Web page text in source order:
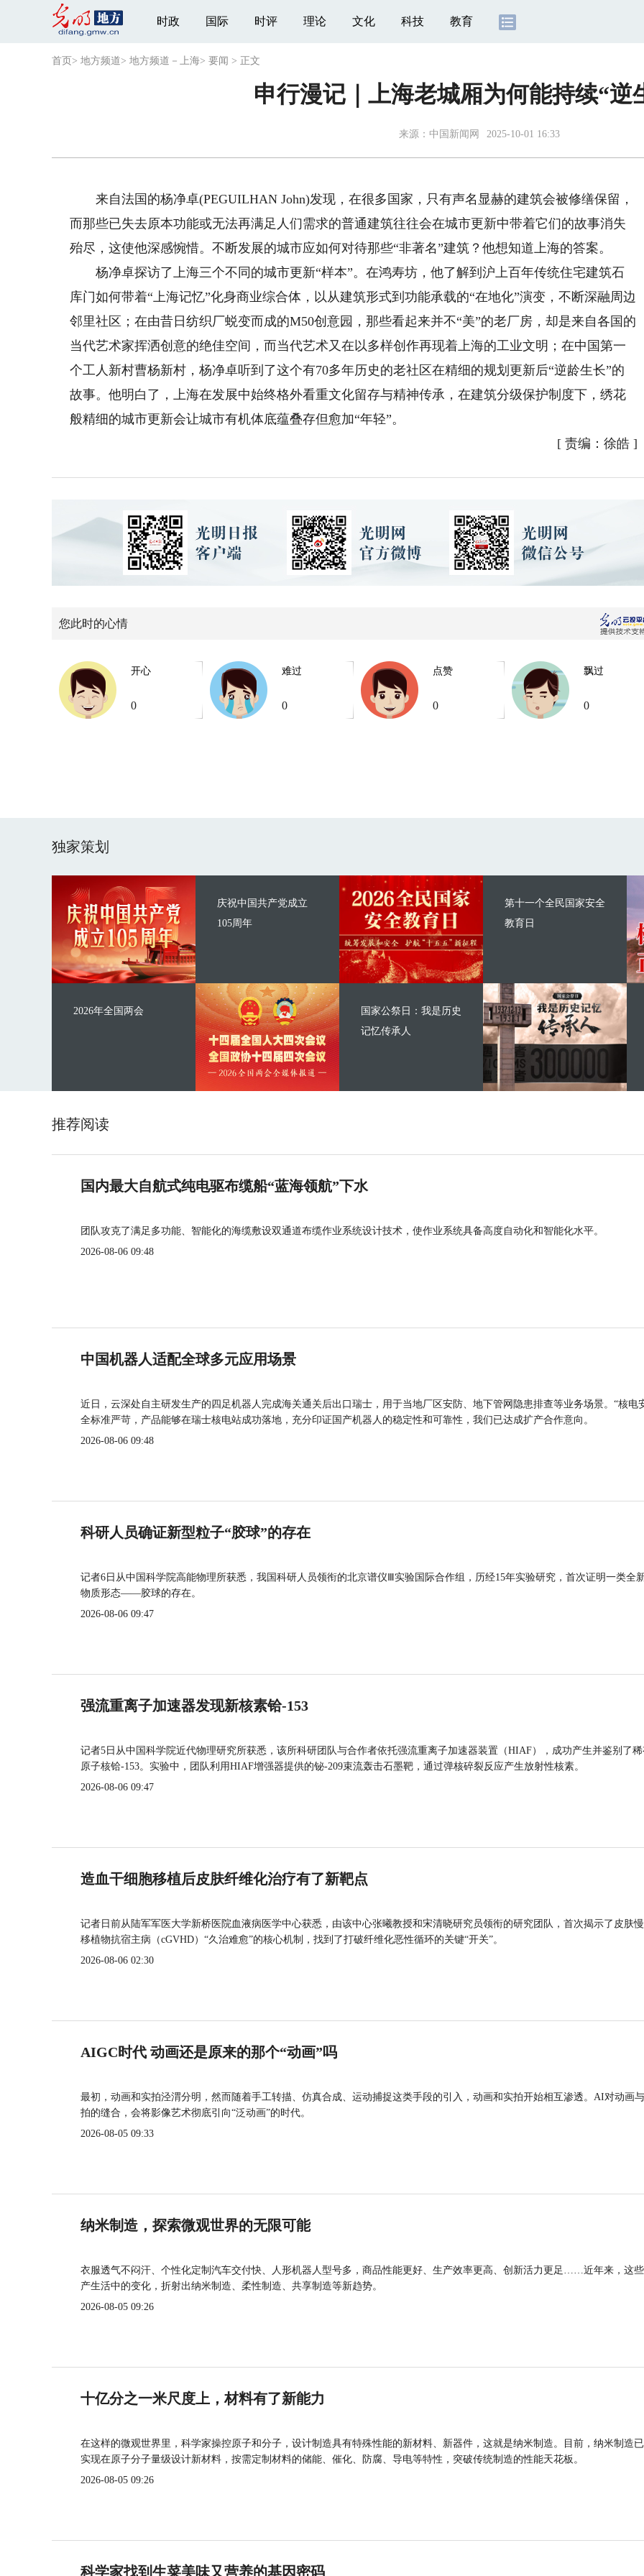
时政 国际 时评 理论 文化 科技 教育
首页 > 地方频道> 地方频道－上海> 要闻 > 正文
申行漫记｜上海老城厢为何能持续“逆
来源： 中国新闻网 2025-10-01 16:33
来自法国的杨净卓(PEGUILHAN John)发现，在很多国家，只有声名显赫的建筑会被修缮保留，
而那些已失去原本功能或无法再满足人们需求的普通建筑往往会在城市更新中带着它们的故事消失
殆尽，这使他深感惋惜。不断发展的城市应如何对待那些“非著名”建筑？他想知道上海的答案。
杨净卓探访了上海三个不同的城市更新“样本”。在鸿寿坊，他了解到沪上百年传统住宅建筑石
库门如何带着“上海记忆”化身商业综合体，以从建筑形式到功能承载的“在地化”演变，不断深融周边
邻里社区；在由昔日纺织厂蜕变而成的M50创意园，那些看起来并不“美”的老厂房，却是来自各国的
当代艺术家挥洒创意的绝佳空间，而当代艺术又在以多样创作再现着上海的工业文明；在中国第一
个工人新村曹杨新村，杨净卓听到了这个有70多年历史的老社区在精细的规划更新后“逆龄生长”的
故事。他明白了，上海在发展中始终格外看重文化留存与精神传承，在建筑分级保护制度下，绣花
般精细的城市更新会让城市有机体底蕴叠存但愈加“年轻”。
[ 责编：徐皓 ]
您此时的心情
开心
0
难过
0
点赞
0
飘过
0
独家策划
庆祝中国共产党成立
105周年
2026年全国两会
第十一个全民国家安全
教育日
国家公祭日：我是历史
记忆传承人
推荐阅读
国内最大自航式纯电驱布缆船“蓝海领航”下水
团队攻克了满足多功能、智能化的海缆敷设双通道布缆作业系统设计技术，使作业系统具备高度自动化和智能化水平。
2026-08-06 09:48
中国机器人适配全球多元应用场景
近日，云深处自主研发生产的四足机器人完成海关通关后出口瑞士，用于当地厂区安防、地下管网隐患排查等业务场景。“核电
全标准严苛，产品能够在瑞士核电站成功落地，充分印证国产机器人的稳定性和可靠性，我们已达成扩产合作意向。
2026-08-06 09:48
科研人员确证新型粒子“胶球”的存在
记者6日从中国科学院高能物理所获悉，我国科研人员领衔的北京谱仪Ⅲ实验国际合作组，历经15年实验研究，首次证明一类全
物质形态——胶球的存在。
2026-08-06 09:47
强流重离子加速器发现新核素铪-153
记者5日从中国科学院近代物理研究所获悉，该所科研团队与合作者依托强流重离子加速器装置（HIAF），成功产生并鉴别了
原子核铪-153。实验中，团队利用HIAF增强器提供的铋-209束流轰击石墨靶，通过弹核碎裂反应产生放射性核素。
2026-08-06 09:47
造血干细胞移植后皮肤纤维化治疗有了新靶点
记者日前从陆军军医大学新桥医院血液病医学中心获悉，由该中心张曦教授和宋清晓研究员领衔的研究团队，首次揭示了皮肤
移植物抗宿主病（cGVHD）“久治难愈”的核心机制，找到了打破纤维化恶性循环的关键“开关”。
2026-08-06 02:30
AIGC时代 动画还是原来的那个“动画”吗
最初，动画和实拍泾渭分明，然而随着手工转描、仿真合成、运动捕捉这类手段的引入，动画和实拍开始相互渗透。AI对动画
拍的缝合，会将影像艺术彻底引向“泛动画”的时代。
2026-08-05 09:33
纳米制造，探索微观世界的无限可能
衣服透气不闷汗、个性化定制汽车交付快、人形机器人型号多，商品性能更好、生产效率更高、创新活力更足……近年来，这
产生活中的变化，折射出纳米制造、柔性制造、共享制造等新趋势。
2026-08-05 09:26
十亿分之一米尺度上，材料有了新能力
在这样的微观世界里，科学家操控原子和分子，设计制造具有特殊性能的新材料、新器件，这就是纳米制造。目前，纳米制造
实现在原子分子量级设计新材料，按需定制材料的储能、催化、防腐、导电等特性，突破传统制造的性能天花板。
2026-08-05 09:26
科学家找到生菜美味又营养的基因密码